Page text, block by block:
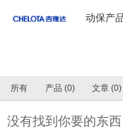
动保产
所有 产品 (0) 文章 (0)
没有找到你要的东